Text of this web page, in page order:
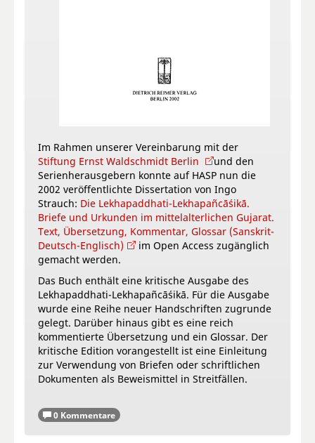
Im Rahmen unserer Vereinbarung mit der
Stiftung Ernst Waldschmidt Berlin
und den
Serienherausgebern konnte auf HASP nun die
2002 veröffentlichte Dissertation von Ingo
Strauch: Die Lekhapaddhati-Lekhapañcāśikā.
Briefe und Urkunden im mittelalterlichen Gujarat.
Text, Übersetzung, Kommentar, Glossar (Sanskrit-
Deutsch-Englisch)
im Open Access zugänglich
gemacht werden.
Das Buch enthält eine kritische Ausgabe des
Lekhapaddhati-Lekhapañcāśikā. Für die Ausgabe
wurde eine Reihe neuer Handschriften zugrunde
gelegt. Darüber hinaus gibt es eine reich
kommentierte Übersetzung und ein Glossar. Der
kritische Edition vorangestellt ist eine Einleitung
zur Verwendung von Briefen oder schriftlichen
Dokumenten als Beweismittel in Streitfällen.
0 Kommentare